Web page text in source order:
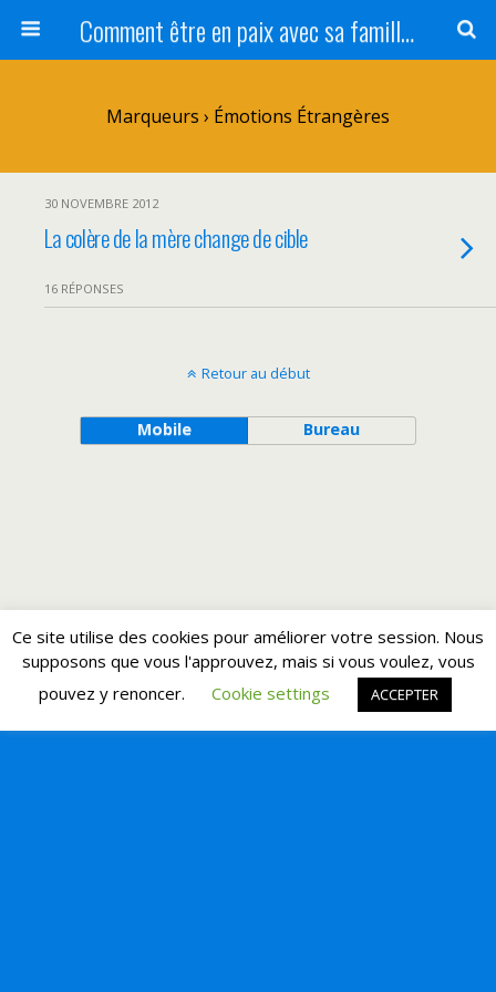
Comment être en paix avec sa famille ?
Marqueurs › Émotions Étrangères
30 NOVEMBRE 2012
La colère de la mère change de cible
16 RÉPONSES
Retour au début
Mobile Bureau
Ce site utilise des cookies pour améliorer votre session. Nous
supposons que vous l'approuvez, mais si vous voulez, vous
pouvez y renoncer.
Cookie settings ACCEPTER